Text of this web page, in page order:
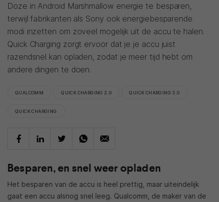
Doze in Android Marshmallow energie te besparen,
terwijl fabrikanten als Sony ook energiebesparende
modi inzetten om zoveel mogelijk uit de accu te halen.
Quick Charging zorgt ervoor dat je je accu juist
razendsnel kan opladen, zodat je meer tijd hebt om
andere dingen te doen.
QUALCOMM QUICK CHARGING 2.0 QUICK CHARGING 3.0
QUICK CHARGING
Besparen, en snel weer opladen
Het besparen van de accu is heel prettig, maar uiteindelijk
gaat een accu alsnog snel leeg. Qualcomm, de maker van de